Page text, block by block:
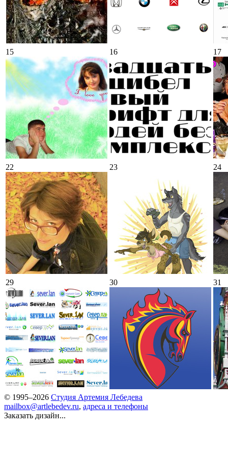
15 16 17
22 23 24
29 30 31
© 1995–2026 Студия Артемия Лебедева
mailbox@artlebedev.ru, адреса и телефоны
Заказать дизайн...